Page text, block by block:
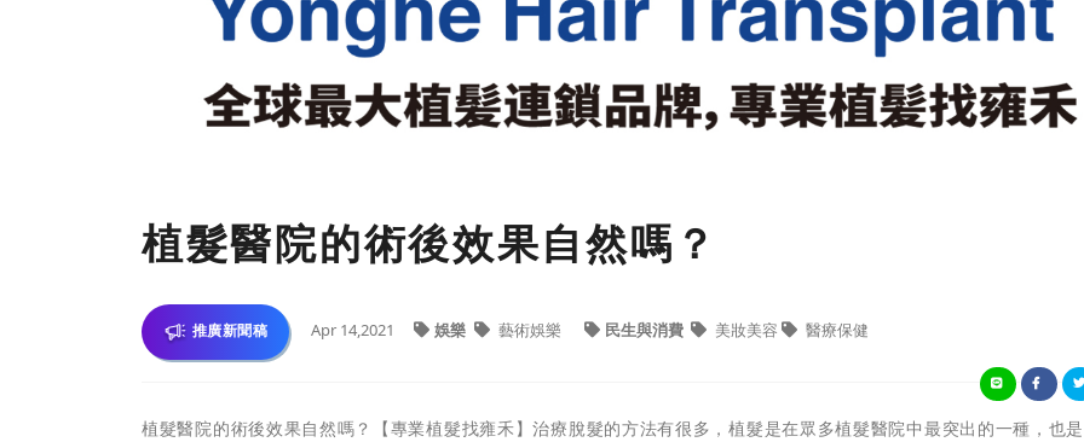
植髮醫院的術後效果自然嗎？
推廣新聞稿 Apr 14,2021 娛樂 藝術娛樂 民生與消費 美妝美容 醫療保健
植髮醫院的術後效果自然嗎？【專業植髮找雍禾】治療脫髮的方法有很多，植髮是在眾多植髮醫院中最突出的一種，也